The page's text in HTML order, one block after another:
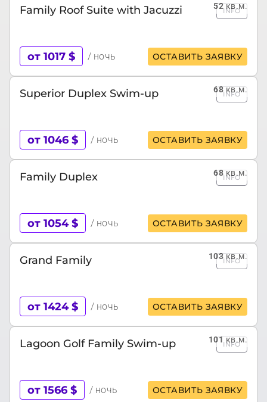
52кв.м.
Family Roof Suite with Jacuzzi INFO
от 1017 $ / ночь ОСТАВИТЬ ЗАЯВКУ
68кв.м.
Superior Duplex Swim-up INFO
от 1046 $ / ночь ОСТАВИТЬ ЗАЯВКУ
68кв.м.
Family Duplex INFO
от 1054 $ / ночь ОСТАВИТЬ ЗАЯВКУ
103кв.м.
Grand Family INFO
от 1424 $ / ночь ОСТАВИТЬ ЗАЯВКУ
101кв.м.
Lagoon Golf Family Swim-up INFO
от 1566 $ / ночь ОСТАВИТЬ ЗАЯВКУ